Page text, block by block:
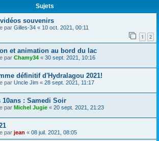
Sujets
souvenirs
par Gilles-34 « 10 oct. 2021, 00:11
1 2
et animation au bord du lac
par Chamy34 « 30 sept. 2021, 10:16
définitif d'Hydralagou 2021!
par Uncle Jim « 28 sept. 2021, 11:17
10ans : Samedi Soir
par Michel Jugie « 20 sept. 2021, 21:23
par jean « 08 juil. 2021, 08:05